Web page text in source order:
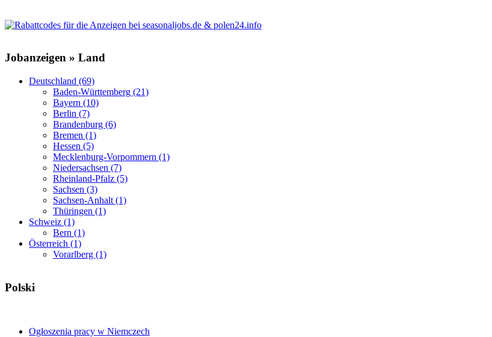
Jobanzeigen » Land
Deutschland (69)
Baden-Württemberg (21)
Bayern (10)
Berlin (7)
Brandenburg (6)
Bremen (1)
Hessen (5)
Mecklenburg-Vorpommern (1)
Niedersachsen (7)
Rheinland-Pfalz (5)
Sachsen (3)
Sachsen-Anhalt (1)
Thüringen (1)
Schweiz (1)
Bern (1)
Österreich (1)
Vorarlberg (1)
Polski
Ogłoszenia pracy w Niemczech